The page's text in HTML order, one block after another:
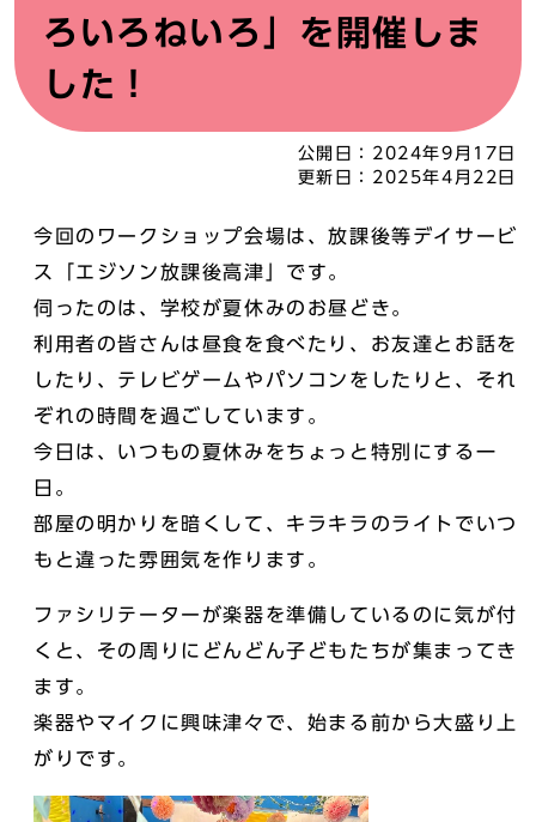
ろいろねいろ」を開催しま
した！
公開日： 2024年9月17日
更新日： 2025年4月22日
今回のワークショップ会場は、放課後等デイサービ
ス「エジソン放課後高津」です。
伺ったのは、学校が夏休みのお昼どき。
利用者の皆さんは昼食を食べたり、お友達とお話を
したり、テレビゲームやパソコンをしたりと、それ
ぞれの時間を過ごしています。
今日は、いつもの夏休みをちょっと特別にする一
日。
部屋の明かりを暗くして、キラキラのライトでいつ
もと違った雰囲気を作ります。
ファシリテーターが楽器を準備しているのに気が付
くと、その周りにどんどん子どもたちが集まってき
ます。
楽器やマイクに興味津々で、始まる前から大盛り上
がりです。